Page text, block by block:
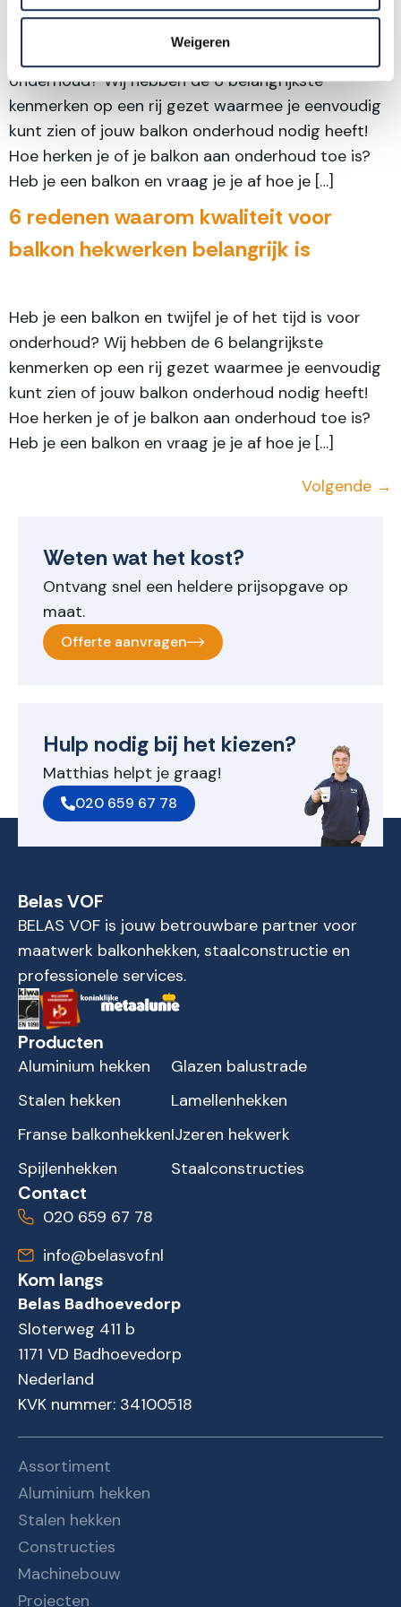
Weigeren
Heb je een balkon en twijfel je of het tijd is voor
onderhoud? Wij hebben de 6 belangrijkste
kenmerken op een rij gezet waarmee je eenvoudig
kunt zien of jouw balkon onderhoud nodig heeft!
Hoe herken je of je balkon aan onderhoud toe is?
Heb je een balkon en vraag je je af hoe je […]
6 redenen waarom kwaliteit voor
balkon hekwerken belangrijk is
Heb je een balkon en twijfel je of het tijd is voor
onderhoud? Wij hebben de 6 belangrijkste
kenmerken op een rij gezet waarmee je eenvoudig
kunt zien of jouw balkon onderhoud nodig heeft!
Hoe herken je of je balkon aan onderhoud toe is?
Heb je een balkon en vraag je je af hoe je […]
Volgende →
Weten wat het kost?
Ontvang snel een heldere prijsopgave op
maat.
Offerte aanvragen
Hulp nodig bij het kiezen?
Matthias helpt je graag!
020 659 67 78
Belas VOF
BELAS VOF is jouw betrouwbare partner voor
maatwerk balkonhekken, staalconstructie en
professionele services.
Producten
Aluminium hekken
Stalen hekken
Franse balkonhekken
Spijlenhekken
Glazen balustrade
Lamellenhekken
IJzeren hekwerk
Staalconstructies
Contact
020 659 67 78
info@belasvof.nl
Kom langs
Belas Badhoevedorp
Sloterweg 411 b
1171 VD Badhoevedorp
Nederland
KVK nummer: 34100518
Assortiment
Aluminium hekken
Stalen hekken
Constructies
Machinebouw
Projecten